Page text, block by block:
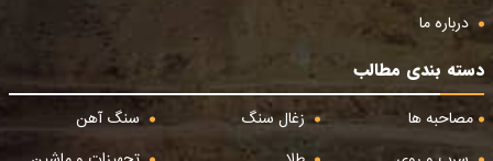
درباره ما
دسته بندی مطالب
مصاحبه ها
زغال سنگ
سنگ آهن